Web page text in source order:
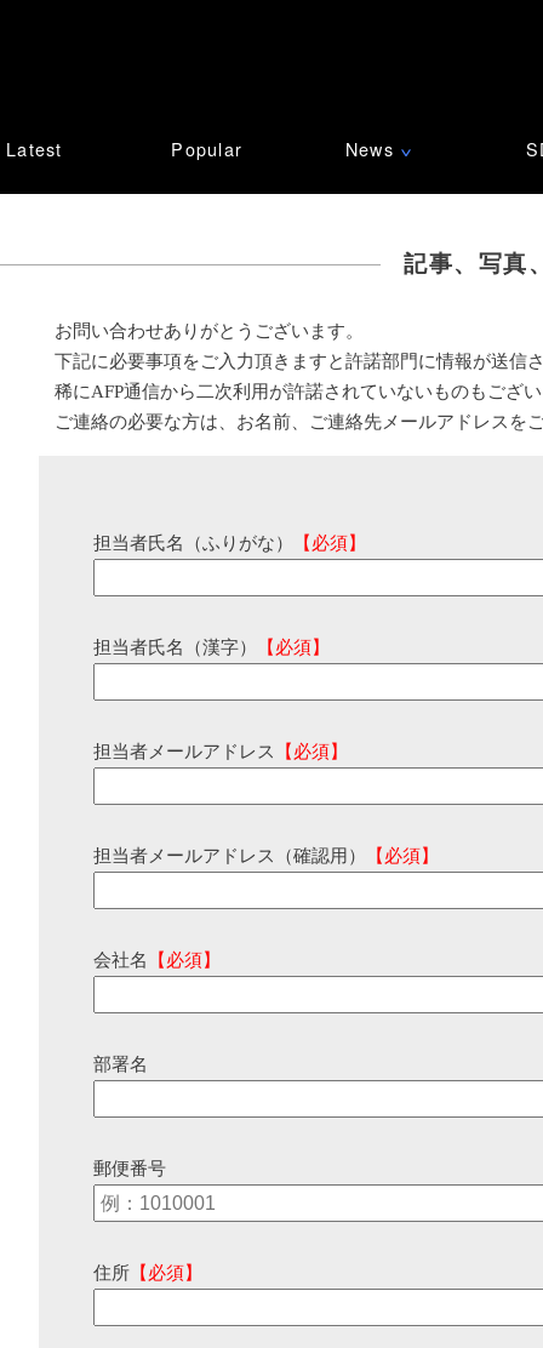
Latest Popular News ∨
記事、写真
お問い合わせありがとうございます。
下記に必要事項をご入力頂きますと許諾部門に情報が送信
稀にAFP通信から二次利用が許諾されていないものもござ
ご連絡の必要な方は、お名前、ご連絡先メールアドレスを
担当者氏名（ふりがな） 【必須】
担当者氏名（漢字） 【必須】
担当者メールアドレス 【必須】
担当者メールアドレス（確認用） 【必須】
会社名 【必須】
部署名
郵便番号
住所 【必須】